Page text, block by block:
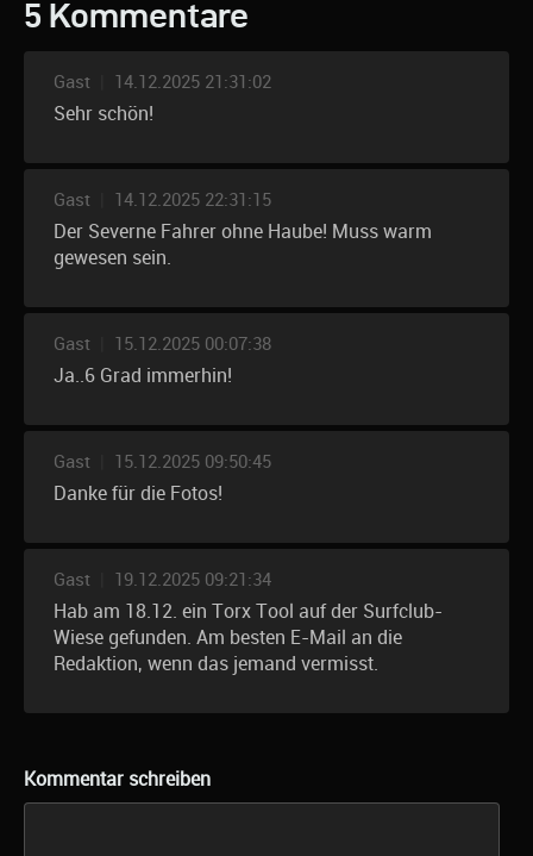
5 Kommentare
Gast 14.12.2025 21:31:02
Sehr schön!
Gast 14.12.2025 22:31:15
Der Severne Fahrer ohne Haube! Muss warm
gewesen sein.
Gast 15.12.2025 00:07:38
Ja..6 Grad immerhin!
Gast 15.12.2025 09:50:45
Danke für die Fotos!
Gast 19.12.2025 09:21:34
Hab am 18.12. ein Torx Tool auf der Surfclub-
Wiese gefunden. Am besten E-Mail an die
Redaktion, wenn das jemand vermisst.
Kommentar schreiben